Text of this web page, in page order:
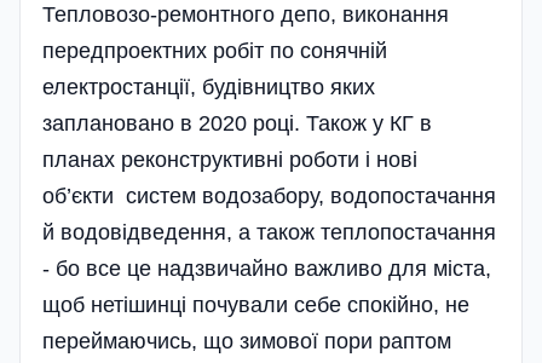
Тепловозо-ремонтного депо, виконання
передпроектних робіт по сонячній
електростанції, будівництво яких
заплановано в 2020 році. Також у КГ в
планах реконструктивні роботи і нові
об’єкти систем водозабору, водопостачання
й водовідведення, а також теплопостачання
- бо все це надзвичайно важливо для міста,
щоб нетішинці почували себе спокійно, не
переймаючись, що зимової пори раптом